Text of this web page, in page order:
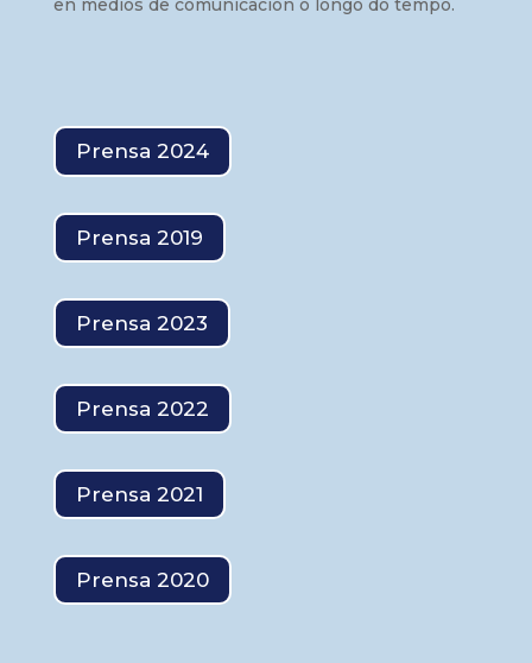
en medios de comunicación ó longo do tempo.
Prensa 2024
Prensa 2019
Prensa 2023
Prensa 2022
Prensa 2021
Prensa 2020